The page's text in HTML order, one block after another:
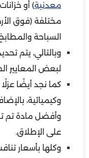
معدنية) أو خزانات
مختلفة (فوق
السباحة
وبالتالي، يتم
لبعض المعايير
كما نجد أيضًا
وكيميائية،
وأفضل مادة تم
على الإطلاق.
وكلها بأسعار